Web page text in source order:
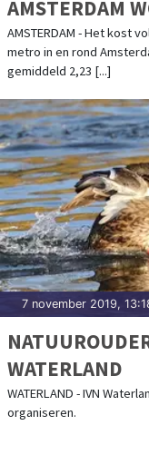
AMSTERDAM
AMSTERDAM - Het kost
metro in en rond
gemiddeld 2,23 [...]
7 november 2019,
WATERLAND
WATERLAND - IVN
organiseren.